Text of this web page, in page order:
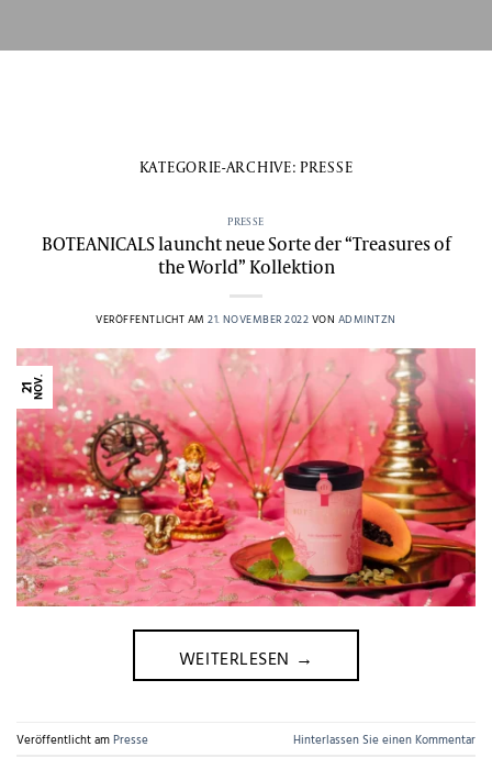
ab 49 €
Werktage
KATEGORIE-ARCHIVE:PRESSE
PRESSE
BOTEANICALS launcht neue Sorte der “Treasures of
the World” Kollektion
VERÖFFENTLICHT AM21. NOVEMBER 2022 VON ADMINTZN
21NOV.
WEITERLESEN →
Veröffentlicht amPresse Hinterlassen Sie einen Kommentar